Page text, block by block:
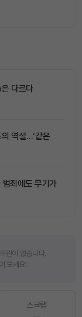
다르다
역설…‘같은
죄에도 무기가
원이 없습니다.
보세요!
스크랩